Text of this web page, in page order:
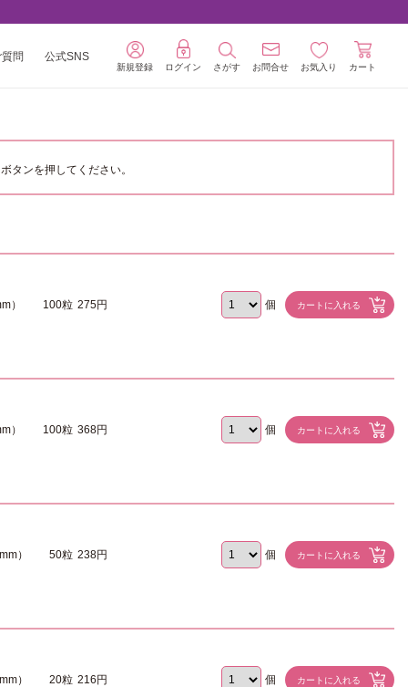
新規登録 ログイン さがす お問合せ お気入り カート
問 公式SNS
タンを押してください。
） 100粒 275円 個
） 100粒 368円 個
） 50粒 238円 個
） 20粒 216円 個